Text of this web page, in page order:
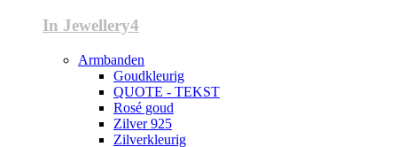
In Jewellery4
Armbanden
Goudkleurig
QUOTE - TEKST
Rosé goud
Zilver 925
Zilverkleurig